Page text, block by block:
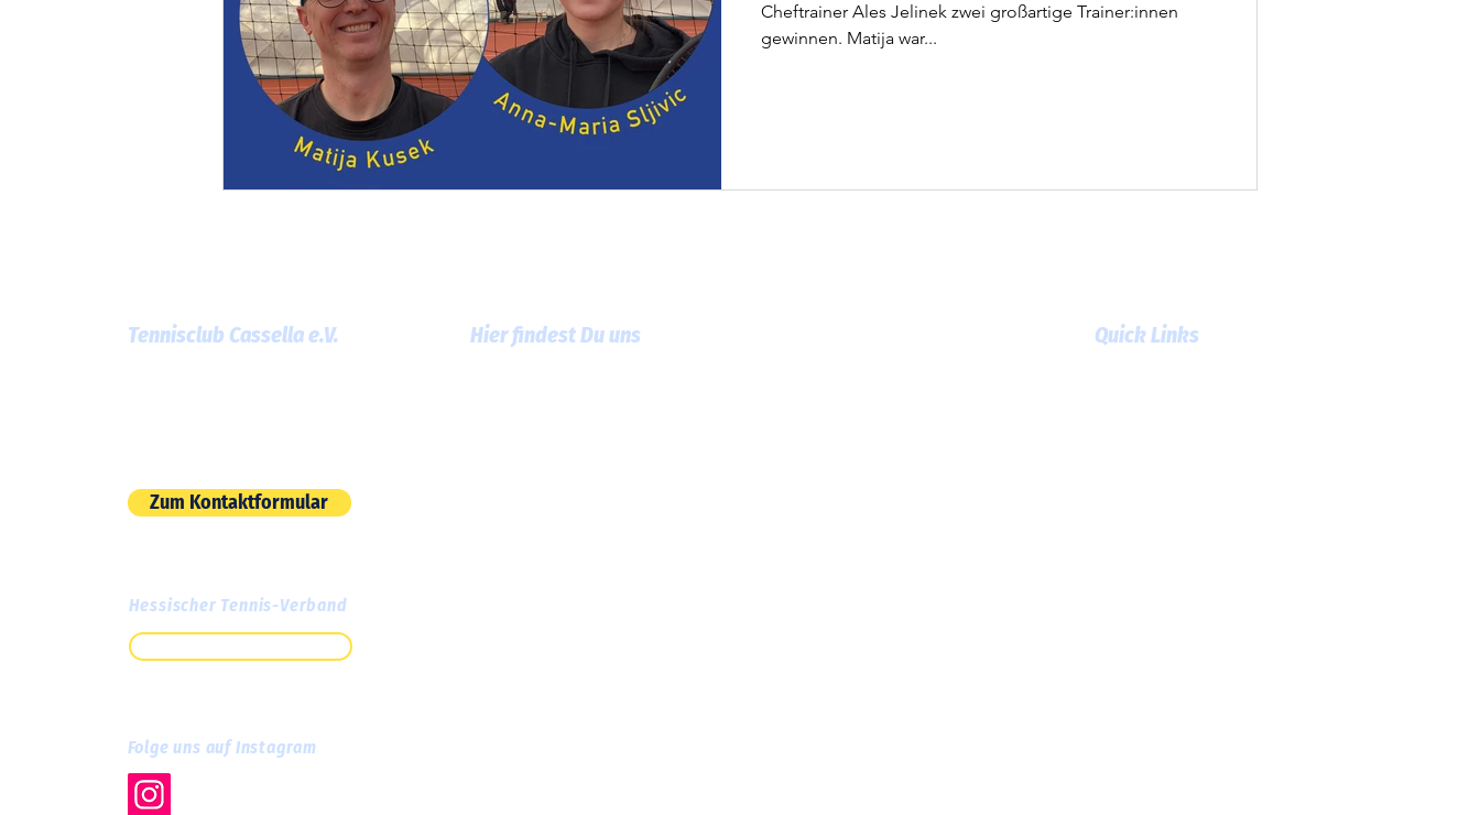
Cheftrainer Ales Jelinek zwei großartige Trainer:innen
gewinnen. Matija war...
Tennisclub Cassella e.V.
Zum Kontaktformular
Hessischer Tennis-Verband
Folge uns auf Instagram
Hier findest Du uns Quick Links